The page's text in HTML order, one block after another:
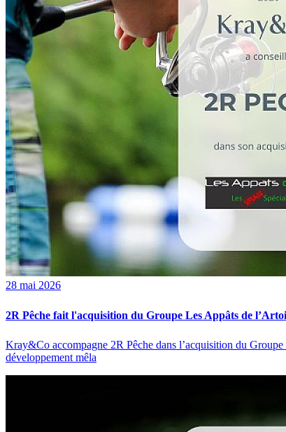
28 mai 2026
2R Pêche fait l'acquisition du Groupe Les Appâts de
Kray&Co accompagne 2R Pêche dans l’acquisition du
développement mêla